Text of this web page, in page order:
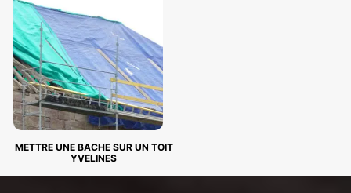
METTRE UNE BACHE SUR UN TOIT
YVELINES